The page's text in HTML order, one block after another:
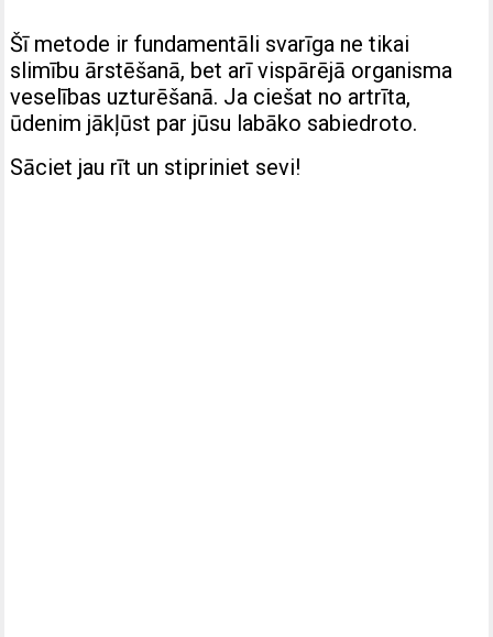
Šī metode ir fundamentāli svarīga ne tikai
slimību ārstēšanā, bet arī vispārējā organisma
veselības uzturēšanā. Ja ciešat no artrīta,
ūdenim jākļūst par jūsu labāko sabiedroto.
Sāciet jau rīt un stipriniet sevi!